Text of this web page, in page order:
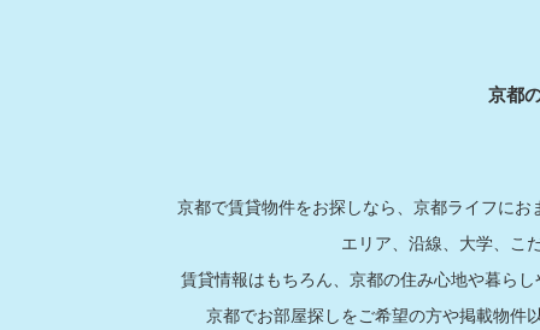
京都
京都で賃貸物件をお探しなら、京都ライフに
エリア、沿線、大学、こ
賃貸情報はもちろん、京都の住み心地や暮ら
京都でお部屋探しをご希望の方や掲載物件